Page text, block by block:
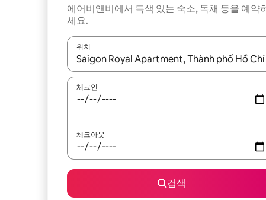
에어비앤비에서 특색 있는 숙소, 독채 등을 예약
세요.
위치
결과가 나오면 위·아래 화살표 키를 사용하거나 터
체크인
체크아웃
검색